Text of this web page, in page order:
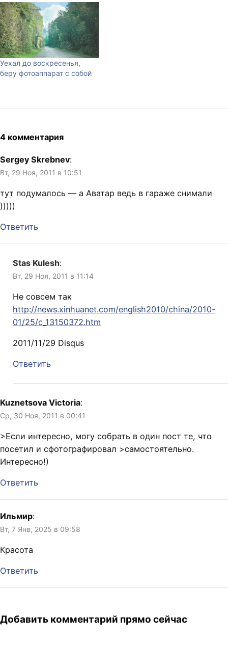
Уехал до воскресенья,
беру фотоаппарат с собой
4 комментария
Sergey Skrebnev:
Вт, 29 Ноя, 2011 в 10:51
тут подумалось — а Аватар ведь в гараже снимали
)))))
Ответить
Stas Kulesh:
Вт, 29 Ноя, 2011 в 11:14
Не совсем так
http://news.xinhuanet.com/english2010/china/2010-
01/25/c_13150372.htm
2011/11/29 Disqus
Ответить
Kuznetsova Victoria:
Ср, 30 Ноя, 2011 в 00:41
>Если интересно, могу собрать в один пост те, что
посетил и сфотографировал >самостоятельно.
Интересно!)
Ответить
Ильмир:
Вт, 7 Янв, 2025 в 09:58
Красота
Ответить
Добавить комментарий прямо сейчас